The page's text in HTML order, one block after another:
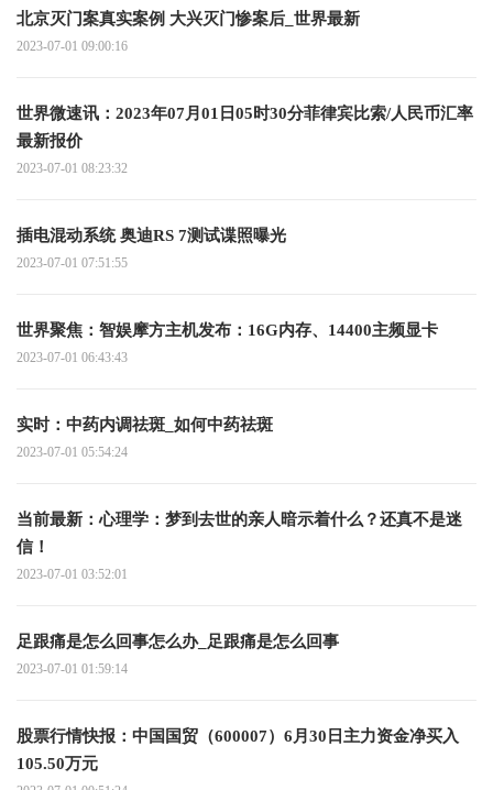
北京灭门案真实案例 大兴灭门惨案后_世界最新
2023-07-01 09:00:16
世界微速讯：2023年07月01日05时30分菲律宾比索/人民币汇率
最新报价
2023-07-01 08:23:32
插电混动系统 奥迪RS 7测试谍照曝光
2023-07-01 07:51:55
世界聚焦：智娱摩方主机发布：16G内存、14400主频显卡
2023-07-01 06:43:43
实时：中药内调祛斑_如何中药祛斑
2023-07-01 05:54:24
当前最新：心理学：梦到去世的亲人暗示着什么？还真不是迷
信！
2023-07-01 03:52:01
足跟痛是怎么回事怎么办_足跟痛是怎么回事
2023-07-01 01:59:14
股票行情快报：中国国贸（600007）6月30日主力资金净买入
105.50万元